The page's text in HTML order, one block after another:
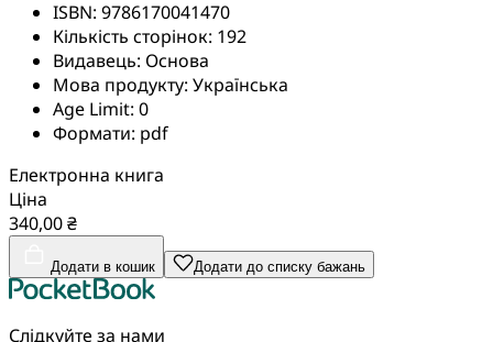
ISBN: 9786170041470
Кількість сторінок: 192
Видавець: Основа
Мова продукту: Українська
Age Limit: 0
Формати: pdf
Електронна книга
Ціна
340,00 ₴
Додати в кошик Додати до списку бажань
Слідкуйте за нами